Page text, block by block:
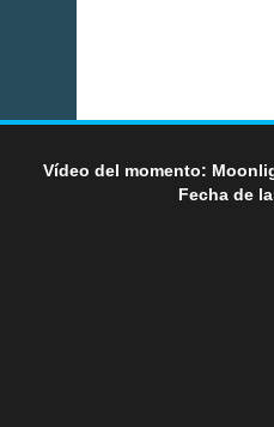
Vídeo del momento:
Fecha de